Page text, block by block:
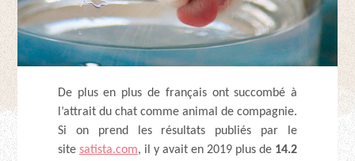
De plus en plus de français ont succombé à
l’attrait du chat comme animal de compagnie.
Si on prend les résultats publiés par le
site satista.com, il y avait en 2019 plus de 14.2